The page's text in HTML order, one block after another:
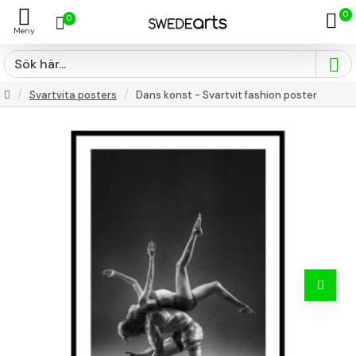
0 0
Svartvita posters Dans konst - Svartvit fashion poster